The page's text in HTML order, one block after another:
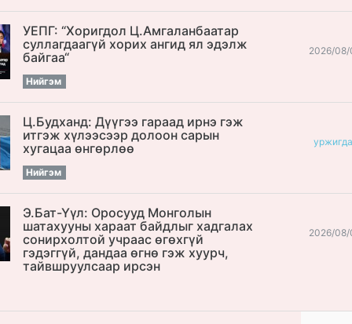
УЕПГ: “Хоригдол Ц.Амгаланбаатар
cуллагдаагүй хорих ангид ял эдэлж
байгаа“
Нийгэм
2026/08/
Ц.Будханд: Дүүгээ гараад ирнэ гэж
итгэж хүлээсээр долоон сарын
хугацаа өнгөрлөө
Нийгэм
Э.Бат-Үүл: Оросууд Монголын
шатахууны хараат байдлыг хадгалах
сонирхолтой учраас өгөхгүй
гэдэггүй, дандаа өгнө гэж хуурч,
тайвшруулсаар ирсэн
2026/08/